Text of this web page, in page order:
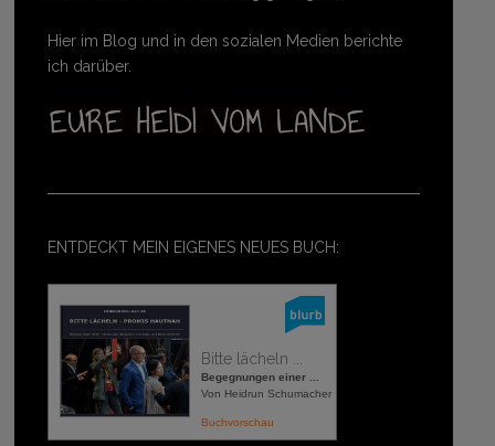
Hier im Blog und in den sozialen Medien berichte
ich darüber.
ENTDECKT MEIN EIGENES NEUES BUCH:
Bitte lächeln ...
Begegnungen einer ...
Von Heidrun Schumacher
Buchvorschau